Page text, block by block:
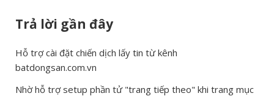
Trả lời gần đây
Hỗ trợ cài đặt chiến dịch lấy tin từ kênh
batdongsan.com.vn
Nhờ hỗ trợ setup phần tử "trang tiếp theo" khi trang mục